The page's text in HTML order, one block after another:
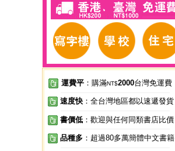
運費平 ：購滿NT$2000台灣免運費
速度快 ：全台灣地區都以速遞發貨
書價低 ：歡迎與任何同類書店比價
品種多 ：超過80多萬簡體中文書籍